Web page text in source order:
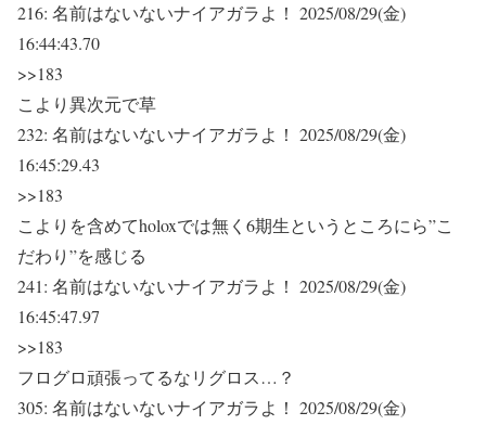
216: 名前はないないナイアガラよ！ 2025/08/29(金)
16:44:43.70
>>183
こより異次元で草
232: 名前はないないナイアガラよ！ 2025/08/29(金)
16:45:29.43
>>183
こよりを含めてholoxでは無く6期生というところにら”こ
だわり”を感じる
241: 名前はないないナイアガラよ！ 2025/08/29(金)
16:45:47.97
>>183
フログロ頑張ってるなリグロス…？
305: 名前はないないナイアガラよ！ 2025/08/29(金)